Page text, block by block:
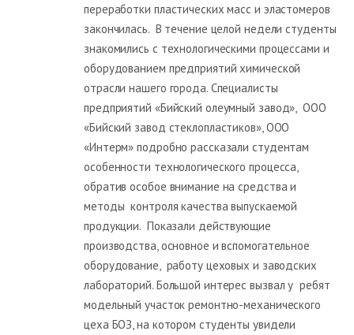
переработки пластических масс и эластомеров
закончилась. В течение целой недели студенты
знакомились с технологическими процессами и
оборудованием предприятий химической
отрасли нашего города. Специалисты
предприятий «Бийский олеумный завод», ООО
«Бийский завод стеклопластиков», ООО
«Интерм» подробно рассказали студентам
особенности технологического процесса,
обратив особое внимание на средства и
методы контроля качества выпускаемой
продукции. Показали действующие
производства, основное и вспомогательное
оборудование, работу цеховых и заводских
лабораторий. Большой интерес вызвал у ребят
модельный участок ремонтно-механического
цеха БОЗ, на котором студенты увидели